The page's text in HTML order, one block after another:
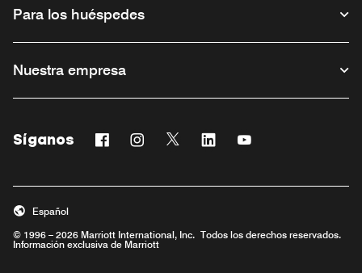
Para los huéspedes
Nuestra empresa
Síganos Facebook
Abre una ventana nueva
Instagram
Abre una ventana nueva
Twitter
Abre una ventana nueva
Linkedin
Abre una ventana nueva
Abre una ventana
© 1996 – 2026 Marriott International, Inc. Todos los derechos reservados.
Información exclusiva de Marriott
Español